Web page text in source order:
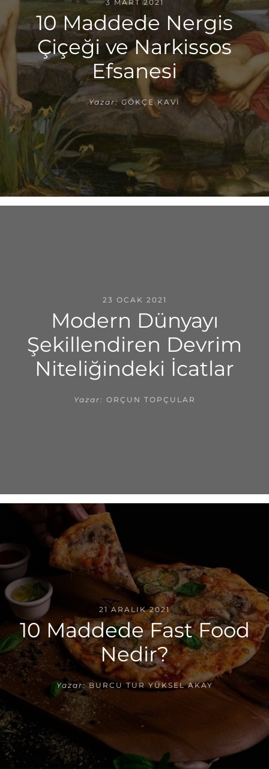
3 MART 2021
10 Maddede Nergis
Çiçeği ve Narkissos
Efsanesi
Yazar: GÖKÇE KAVI
23 OCAK 2021
Modern Dünyayı
Şekillendiren Devrim
Niteliğindeki İcatlar
Yazar: ORÇUN TOPÇULAR
21 ARALIK 2021
10 Maddede Fast Food
Nedir?
Yazar: BURCU TUR YÜKSEL AKAY